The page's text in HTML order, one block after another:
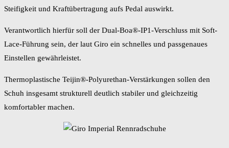
Steifigkeit und Kraftübertragung aufs Pedal auswirkt.
Verantwortlich hierfür soll der Dual-Boa®-IP1-Verschluss mit Soft-
Lace-Führung sein, der laut Giro ein schnelles und passgenaues
Einstellen gewährleistet.
Thermoplastische Teijin®-Polyurethan-Verstärkungen sollen den
Schuh insgesamt strukturell deutlich stabiler und gleichzeitig
komfortabler machen.